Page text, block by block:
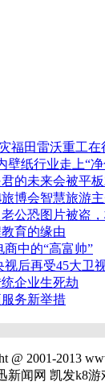
福田雷沃重工在
壁纸行业走上“净
的未来会被平
博会智慧旅游
公恐图片被盗
育的缘由
中的“高富帅”
视后再受45大卫
企业生死劫
务新举措
2001-2013
新闻网 凯发k8